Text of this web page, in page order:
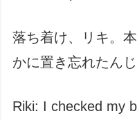
落ち着け、リキ。
かに置き忘れたん
Riki: I checked my